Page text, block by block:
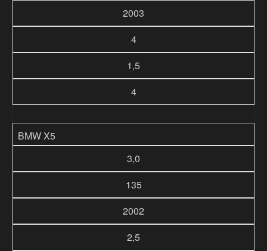
2003
4
1,5
4
BMW X5
3,0
135
2002
2,5